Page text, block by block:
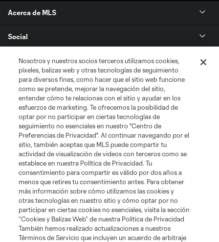
Acerca de MLS
Social
Tienda
Club Sites
Términos de servicio Política de privacidad
No vender mi información
Cookies Settings
©2026 MLS. El nombre y escudo de la Major League Soccer y MLS son
marcas registradas de League Soccer, L.L.C. (“MLS”). Los nombres y logos
de los equipos de la MLS están registrados y son marcas bajo ley común
de la MLS o son usadas con el permiso de sus propietarios. Uso
desautorizado está prohibido.
Nosotros y nuestros socios terceros utilizamos cookies,
píxeles, balizas web y otras tecnologías de seguimiento
para diversos fines, como hacer que el sitio web funcione
como se pretende, mejorar la navegación del sitio,
entender cómo te relacionas con el sitio y ayudar en los
esfuerzos de marketing. Te ofrecemos la posibilidad de
optar por no participar en ciertas tecnologías de
seguimiento no esenciales en nuestro "Centro de
Preferencias de Privacidad". Al continuar navegando por el
sitio, también aceptas que MLS puede compartir tu
actividad de visualización de videos con terceros como se
establece en nuestra Política de Privacidad. Tu
consentimiento para compartir es válido por dos años a
menos que retires tu consentimiento antes. Para obtener
más información sobre cómo utilizamos las cookies y
otras tecnologías en nuestro sitio y cómo optar por no
participar en ciertas cookies no esenciales, visita la sección
“Cookies y Balizas Web” de nuestra Política de Privacidad
También hemos realizado actualizaciones a nuestros
Términos de Servicio que incluyen un acuerdo de arbitraje